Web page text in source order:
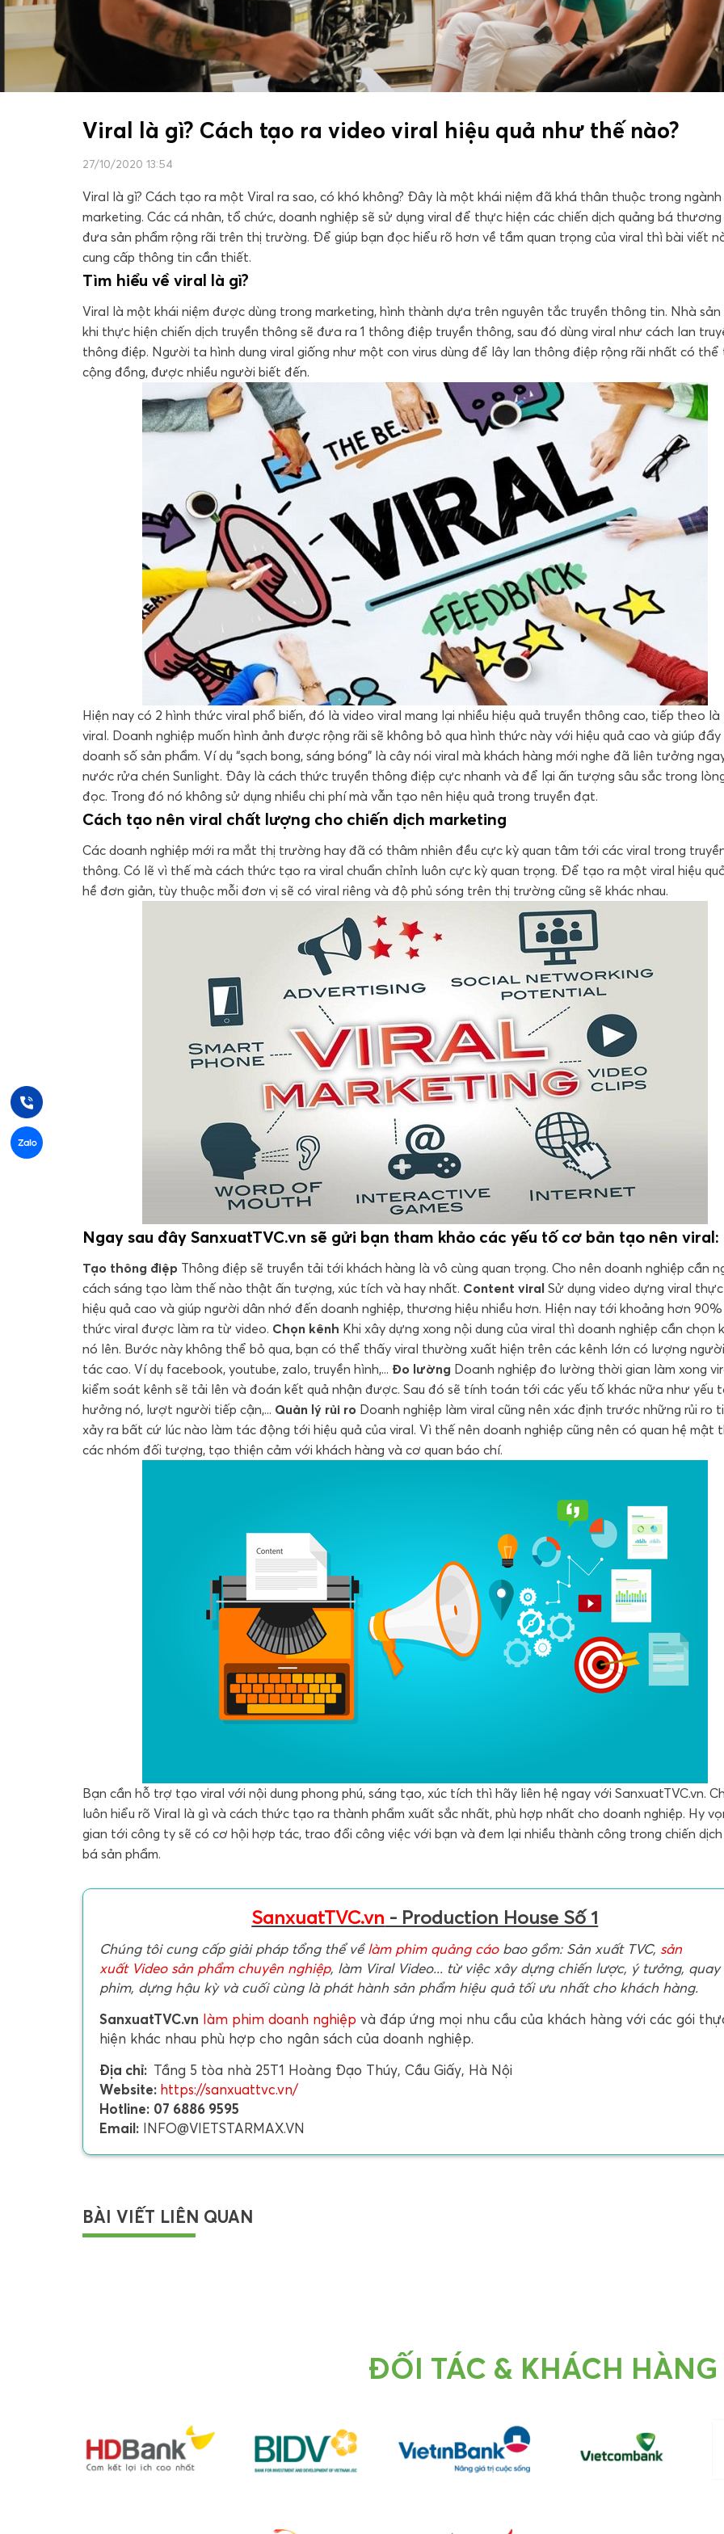
Viral là gì? Cách tạo ra video viral hiệu quả như thế nào?
27/10/2020 13:54
Viral là gì? Cách tạo ra một Viral ra sao, có khó không? Đây là một khái niệm đã khá thân thuộc trong ngành
marketing. Các cá nhân, tổ chức, doanh nghiệp sẽ sử dụng viral để thực hiện các chiến dịch quảng bá thương
đưa sản phẩm rộng rãi trên thị trường. Để giúp bạn đọc hiểu rõ hơn về tầm quan trọng của viral thì bài viết
cung cấp thông tin cần thiết.
Tìm hiểu về viral là gì?
Viral là một khái niệm được dùng trong marketing, hình thành dựa trên nguyên tắc truyền thông tin. Nhà
khi thực hiện chiến dịch truyền thông sẽ đưa ra 1 thông điệp truyền thông, sau đó dùng viral như cách lan
thông điệp. Người ta hình dung viral giống như một con virus dùng để lây lan thông điệp rộng rãi nhất có thể
cộng đồng, được nhiều người biết đến.
Hiện nay có 2 hình thức viral phổ biến, đó là video viral mang lại nhiều hiệu quả truyền thông cao, tiếp theo
viral. Doanh nghiệp muốn hình ảnh được rộng rãi sẽ không bỏ qua hình thức này với hiệu quả cao và giúp
doanh số sản phẩm. Ví dụ “sạch bong, sáng bóng” là cây nói viral mà khách hàng mới nghe đã liên tưởng
nước rửa chén Sunlight. Đây là cách thức truyền thông điệp cực nhanh và để lại ấn tượng sâu sắc trong
đọc. Trong đó nó không sử dụng nhiều chi phí mà vẫn tạo nên hiệu quả trong truyền đạt.
Cách tạo nên viral chất lượng cho chiến dịch marketing
Các doanh nghiệp mới ra mắt thị trường hay đã có thâm nhiên đều cực kỳ quan tâm tới các viral trong
thông. Có lẽ vì thế mà cách thức tạo ra viral chuẩn chỉnh luôn cực kỳ quan trọng. Để tạo ra một viral hiệu
hề đơn giản, tùy thuộc mỗi đơn vị sẽ có viral riêng và độ phủ sóng trên thị trường cũng sẽ khác nhau.
Ngay sau đây SanxuatTVC.vn sẽ gửi bạn tham khảo các yếu tố cơ bản tạo nên viral:
Tạo thông điệp Thông điệp sẽ truyền tải tới khách hàng là vô cùng quan trọng. Cho nên doanh nghiệp cần
cách sáng tạo làm thế nào thật ấn tượng, xúc tích và hay nhất. Content viral Sử dụng video dựng viral
hiệu quả cao và giúp người dân nhớ đến doanh nghiệp, thương hiệu nhiều hơn. Hiện nay tới khoảng hơn
thức viral được làm ra từ video. Chọn kênh Khi xây dựng xong nội dung của viral thì doanh nghiệp cần chọn
nó lên. Bước này không thể bỏ qua, bạn có thể thấy viral thường xuất hiện trên các kênh lớn có lượng
tác cao. Ví dụ facebook, youtube, zalo, truyền hình,... Đo lường Doanh nghiệp đo lường thời gian làm xong
kiểm soát kênh sẽ tải lên và đoán kết quả nhận được. Sau đó sẽ tính toán tới các yếu tố khác nữa như yếu
hưởng nó, lượt người tiếp cận,... Quản lý rủi ro Doanh nghiệp làm viral cũng nên xác định trước những rủi ro
xảy ra bất cứ lúc nào làm tác động tới hiệu quả của viral. Vì thế nên doanh nghiệp cũng nên có quan hệ mật
các nhóm đối tượng, tạo thiện cảm với khách hàng và cơ quan báo chí.
Bạn cần hỗ trợ tạo viral với nội dung phong phú, sáng tạo, xúc tích thì hãy liên hệ ngay với SanxuatTVC.vn.
luôn hiểu rõ Viral là gì và cách thức tạo ra thành phẩm xuất sắc nhất, phù hợp nhất cho doanh nghiệp. Hy
gian tới công ty sẽ có cơ hội hợp tác, trao đổi công việc với bạn và đem lại nhiều thành công trong chiến
bá sản phẩm.
SanxuatTVC.vn - Production House Số 1
Chúng tôi cung cấp giải pháp tổng thể vềlàm phim quảng cáobao gồm: Sản xuất TVC, sản
xuất Video sản phẩm chuyên nghiệp, làm Viral Video... từ việc xây dựng chiến lược, ý tưởng, quay
phim, dựng hậu kỳ và cuối cùng là phát hành sản phẩm hiệu quả tối ưu nhất cho khách hàng.
SanxuatTVC.vn làm phim doanh nghiệp và đáp ứng mọi nhu cầu của khách hàng với các gói
hiện khác nhau phù hợp cho ngân sách của doanh nghiệp.
Địa chỉ: Tầng 5 tòa nhà 25T1 Hoàng Đạo Thúy, Cầu Giấy, Hà Nội
Website: https://sanxuattvc.vn/
Hotline: 07 6886 9595
Email: INFO@VIETSTARMAX.VN
BÀI VIẾT LIÊN QUAN
ĐỐI TÁC & KHÁCH HÀNG